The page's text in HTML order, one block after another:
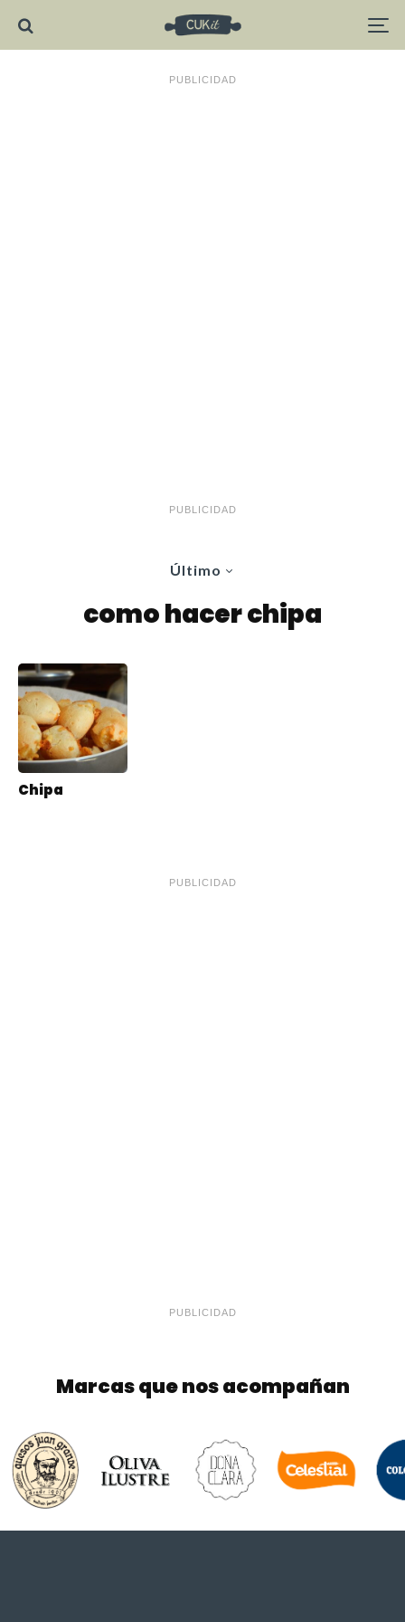
PUBLICIDAD
PUBLICIDAD
Último
como hacer chipa
Chipa
PUBLICIDAD
PUBLICIDAD
Marcas que nos acompañan